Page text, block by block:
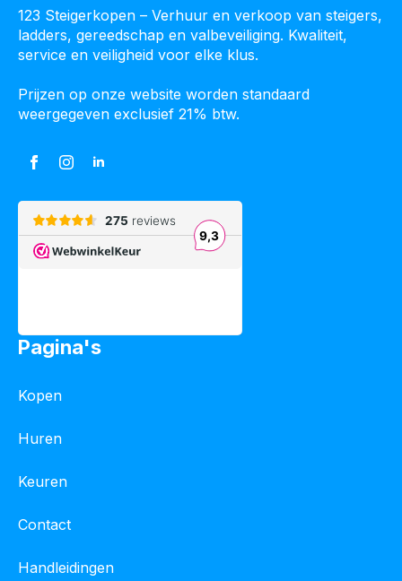
123 Steigerkopen – Verhuur en verkoop van steigers,
ladders, gereedschap en valbeveiliging. Kwaliteit,
service en veiligheid voor elke klus.
Prijzen op onze website worden standaard
weergegeven exclusief 21% btw.
Pagina's
Kopen
Huren
Keuren
Contact
Handleidingen